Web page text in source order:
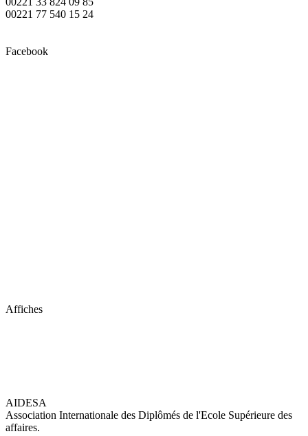
00221 77 540 15 24
Facebook
Affiches
AIDESA
Association Internationale des Diplômés de l'Ecole Supérieure des
affaires.